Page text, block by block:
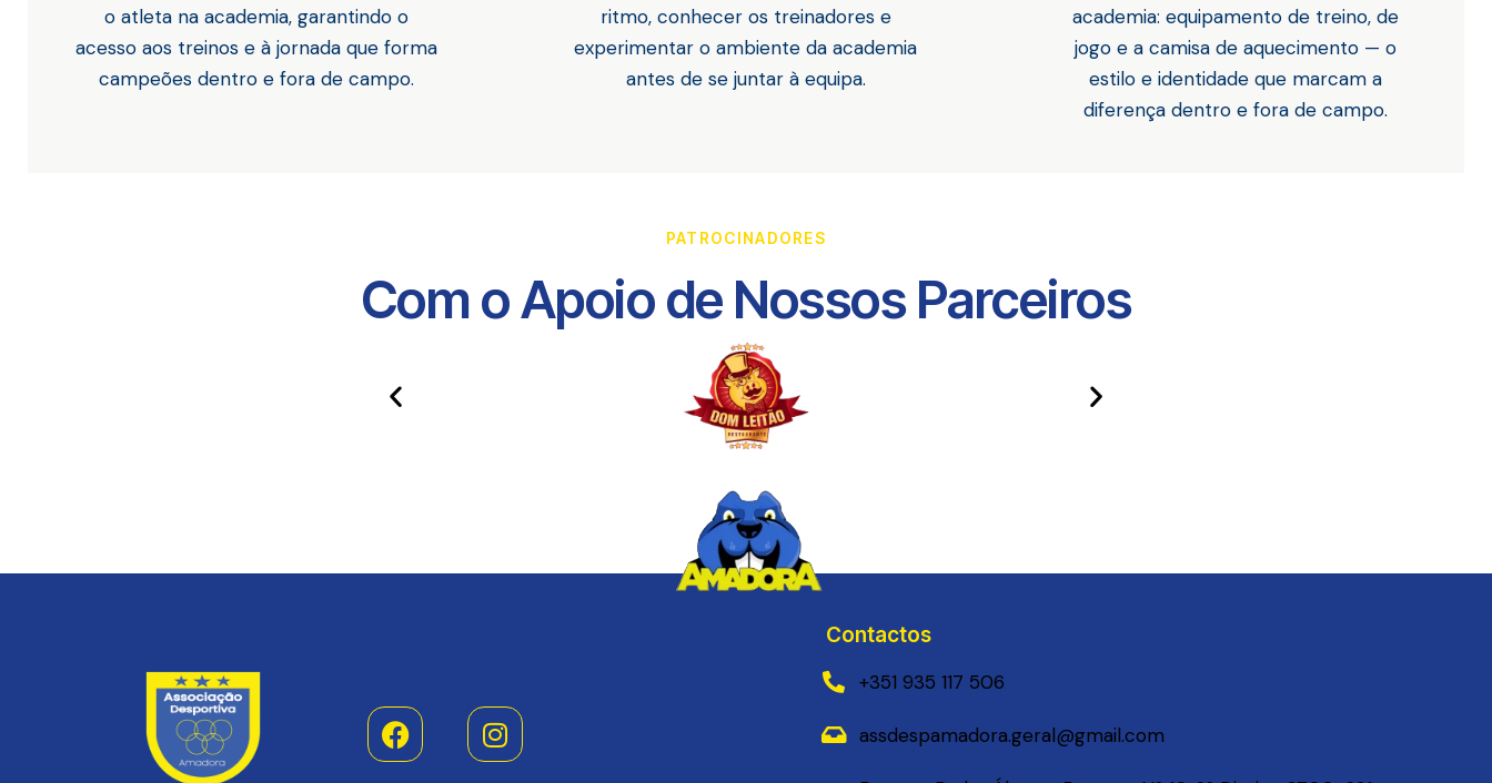
o atleta na academia, garantindo o
acesso aos treinos e à jornada que forma
campeões dentro e fora de campo.
ritmo, conhecer os treinadores e
experimentar o ambiente da academia
antes de se juntar à equipa.
academia: equipamento de treino, de
jogo e a camisa de aquecimento — o
estilo e identidade que marcam a
diferença dentro e fora de campo.
PATROCINADORES
Com o Apoio de Nossos Parceiros​
Contactos
+351 935 117 506
assdespamadora.geral@gmail.com